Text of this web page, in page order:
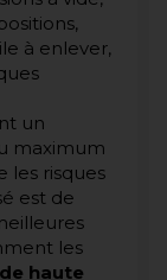
à enlever,
un
maximum
les risques
est de
les
haute